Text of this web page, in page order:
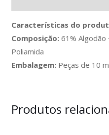
Características do
Composição: 61% Algodão
Poliamida
Embalagem: Peças de 10
Produtos